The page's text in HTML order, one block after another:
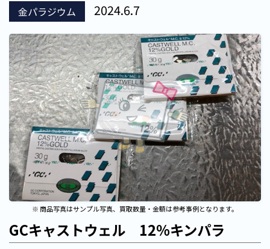
金パラジウム 2024.6.7
※ 商品写真はサンプル写真、買取数量・金額は参考事例となります。
GCキャストウェル 12％キンパラ